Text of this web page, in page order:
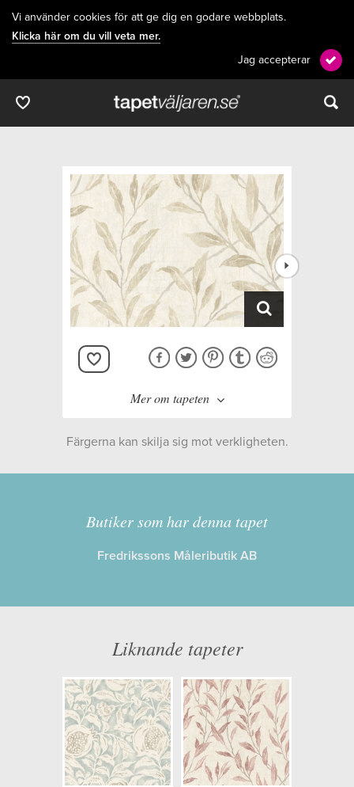
Vi använder cookies för att ge dig en godare webbplats.
Klicka här om du vill veta mer.
Jag accepterar
Mer om tapeten
Kollektion:
Chiswick Grove
Information
Längd x Bredd: 10,05 x 0,68
Artikelnummer: 216411
NCS Bottenkulör: S0502-Y
Färg: Beige, Grå
Mönster: Växande, Växter,
Färgerna kan skilja sig mot verkligheten.
Butiker som har denna tapet
Fredrikssons Måleributik AB
Liknande tapeter